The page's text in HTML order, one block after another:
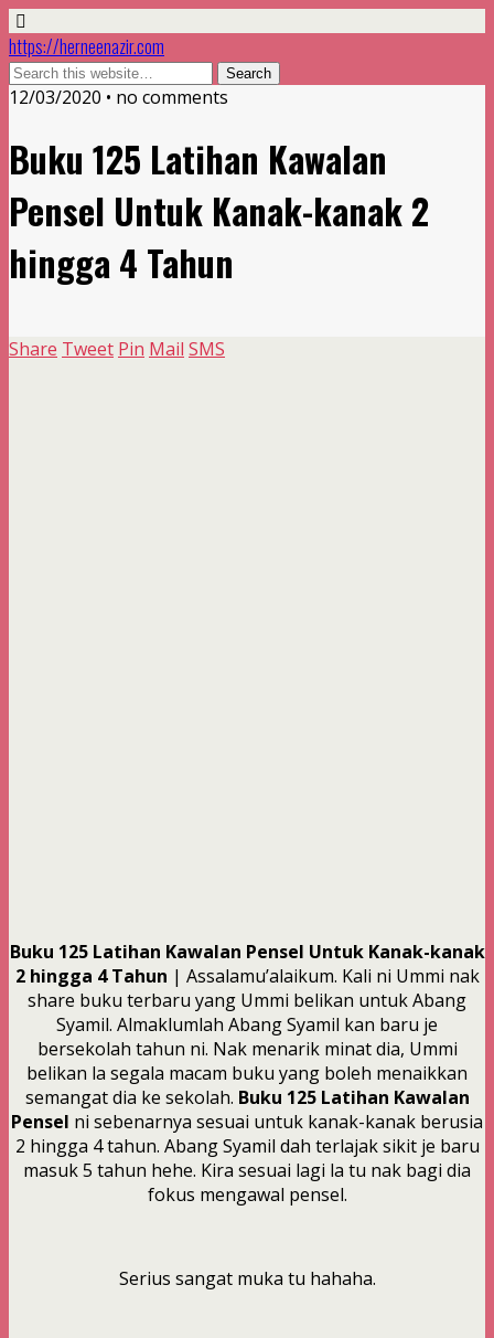
https://herneenazir.com
12/03/2020 • no comments
Buku 125 Latihan Kawalan
Pensel Untuk Kanak-kanak 2
hingga 4 Tahun
Share Tweet Pin Mail SMS
Buku 125 Latihan Kawalan Pensel Untuk Kanak-kanak
2 hingga 4 Tahun | Assalamu’alaikum. Kali ni Ummi nak
share buku terbaru yang Ummi belikan untuk Abang
Syamil. Almaklumlah Abang Syamil kan baru je
bersekolah tahun ni. Nak menarik minat dia, Ummi
belikan la segala macam buku yang boleh menaikkan
semangat dia ke sekolah. Buku 125 Latihan Kawalan
Pensel ni sebenarnya sesuai untuk kanak-kanak berusia
2 hingga 4 tahun. Abang Syamil dah terlajak sikit je baru
masuk 5 tahun hehe. Kira sesuai lagi la tu nak bagi dia
fokus mengawal pensel.
Serius sangat muka tu hahaha.